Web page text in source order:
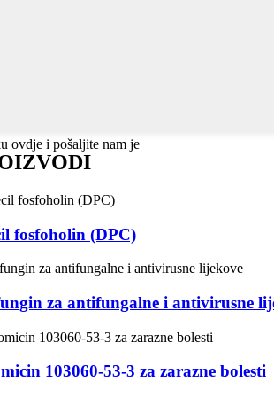
ovdje i pošaljite nam je
fosfoholin (DPC)
za antifungalne i antivirusne
103060-53-3 za zarazne bolesti